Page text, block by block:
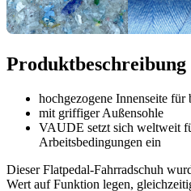
Produktbeschreibung
hochgezogene Innenseite für
mit griffiger Außensohle
VAUDE setzt sich weltweit
Arbeitsbedingungen ein
Dieser Flatpedal-Fahrradschuh
Wert auf Funktion legen,